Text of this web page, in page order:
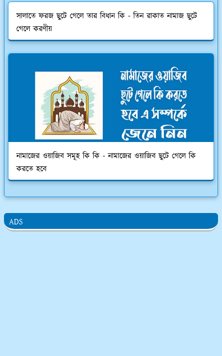
সালাতে ফরজ ছুটে গেলে তার বিধান কি - তিন রাকাত নামাজ ছুটে
গেলে করণীয়
নামাজের ওয়াজিব সমূহ কি কি - নামাজের ওয়াজিব ছুটে গেলে কি
করতে হবে
ADS